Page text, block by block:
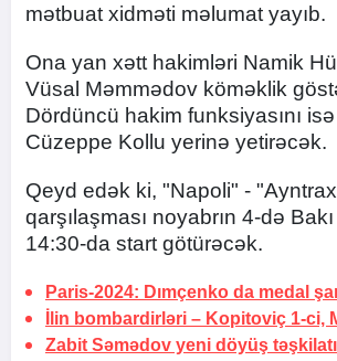
mətbuat xidməti məlumat yayıb.
Ona yan xətt hakimləri Namik
Vüsal Məmmədov köməklik
Dördüncü hakim funksiyasını isə
Cüzeppe Kollu yerinə yetirəcək.
Qeyd edək ki, "Napoli" -
qarşılaşması noyabrın 4-də
14:30-da start götürəcək.
Paris-2024: Dımçenko da medal
İlin bombardirləri – Kopitoviç 1-ci,
Zabit Səmədov yeni döyüş təşkilatı